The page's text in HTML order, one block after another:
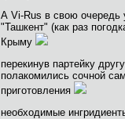
А Vi-Rus в свою очередь
"Ташкент" (как раз
Крыму
перекинув партейку
полакомились сочной
приготовления
необходимые